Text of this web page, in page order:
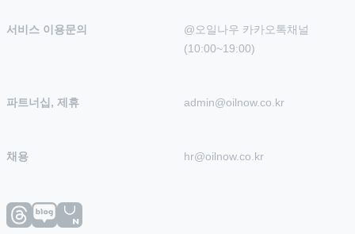
서비스 이용문의
@오일나우 카카오톡채널
(10:00~19:00)
파트너십, 제휴 admin@oilnow.co.kr
채용 hr@oilnow.co.kr